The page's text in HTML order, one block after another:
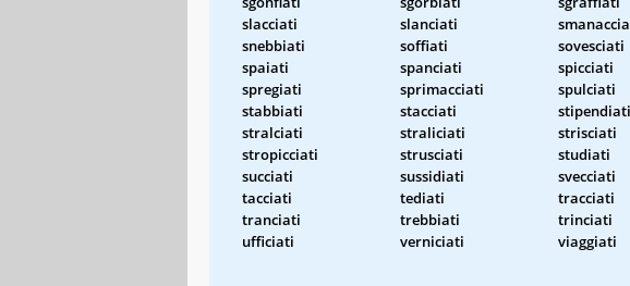
slacciati
slanciati
snebbiati
soffiati sovesciati
spaiati
spanciati spicciati
spregiati
sprimacciati spulciati
stabbiati
stacciati stipendiati
stralciati
straliciati strisciati
stropicciati
strusciati studiati
succiati
sussidiati svecciati
tacciati
tediati tracciati
tranciati
trebbiati trinciati
ufficiati
verniciati viaggiati